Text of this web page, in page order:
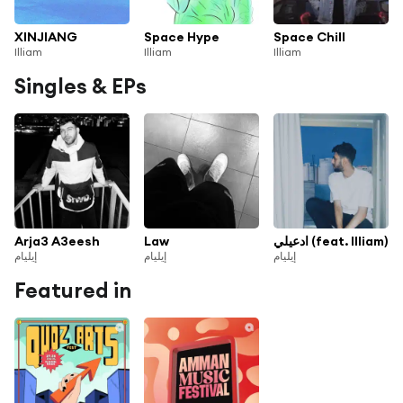
XINJIANG
Illiam
Space Hype
Illiam
Space Chill
Illiam
Singles & EPs
Arja3 A3eesh
إيليام
Law
إيليام
ادعيلي (feat. Illiam)
إيليام
Featured in